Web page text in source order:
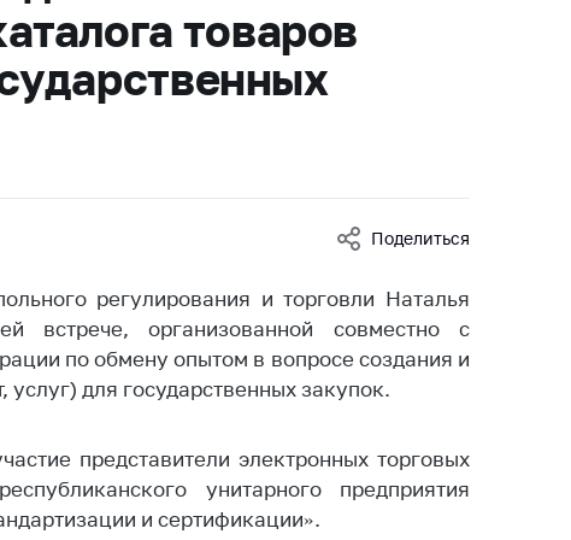
на сайте
товаров
Поделиться
регулирования и торговли Наталья
встрече, организованной совместно с
по обмену опытом в вопросе создания и
для государственных закупок.
представители электронных торговых
унитарного предприятия
и сертификации».